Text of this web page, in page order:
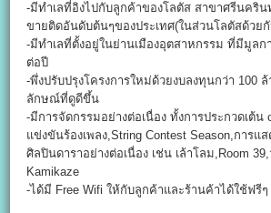
-มีทำเลที่อิงไปกับลูกค้าของโลตัส สาขาศรีนคริ
ขายติดอันดับต้นๆของประเทศ(ในส่วนโลตัสด้วยกั
-มีทำเลที่ตั้งอยู่ในย่านเมืองอุตสาหกรรม ที่มีมูล
ต่อปี
-พึ่งปรับปรุงโครงการใหม่ด้วยงบลงทุนกว่า 100
ลักษณ์ที่ดูดีขึ้น
-มีการจัดกรรมอย่างต่อเนื่อง ทั้งการประกวดเต้น
แข่งขันร้องเพลง,String Contest Season,การแ
ศิลปินดาราอย่างต่อเนื่อง เช่น เล้าโลม,Room
Kamikaze
-ได้มี Free Wifi ให้กับลูกค้าและร้านค้าได้ใช้ฟรีๆ